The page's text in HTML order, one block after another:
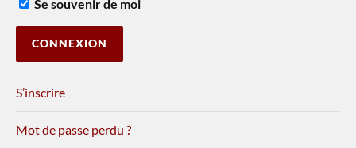
Se souvenir de moi
S’inscrire
Mot de passe perdu ?